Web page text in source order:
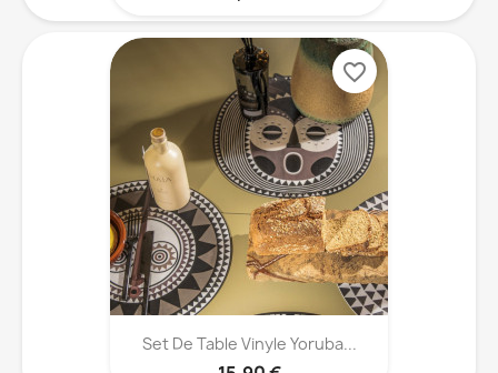
Set De Table Vinyle Yoruba...
favorite_border